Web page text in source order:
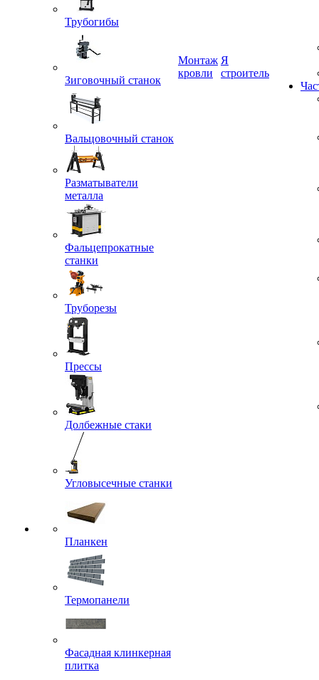
Трубогибы
Зиговочный станок
Вальцовочный станок
Разматыватели
металла
Фальцепрокатные
станки
Труборезы
Прессы
Долбежные стаки
Угловысечные станки
Планкен
Термопанели
Фасадная клинкерная
плитка
Монтаж
кровли
Я
строитель